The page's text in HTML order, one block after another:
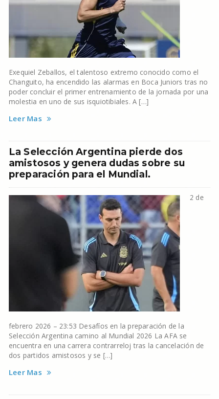
Exequiel Zeballos, el talentoso extremo conocido como el
Changuito, ha encendido las alarmas en Boca Juniors tras no
poder concluir el primer entrenamiento de la jornada por una
molestia en uno de sus isquiotibiales. A […]
Leer Mas
La Selección Argentina pierde dos
amistosos y genera dudas sobre su
preparación para el Mundial.
2 de
febrero 2026 – 23:53 Desafíos en la preparación de la
Selección Argentina camino al Mundial 2026 La AFA se
encuentra en una carrera contrarreloj tras la cancelación de
dos partidos amistosos y se […]
Leer Mas